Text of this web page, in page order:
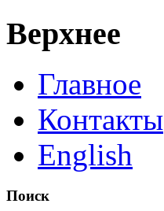
Верхнее
Главное
Контакты
English
Поиск